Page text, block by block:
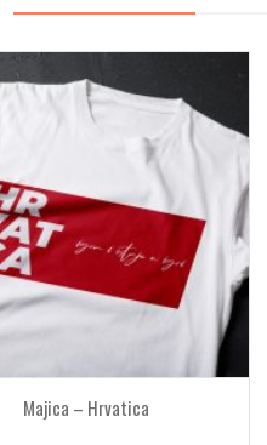
Majica – Hrvatica